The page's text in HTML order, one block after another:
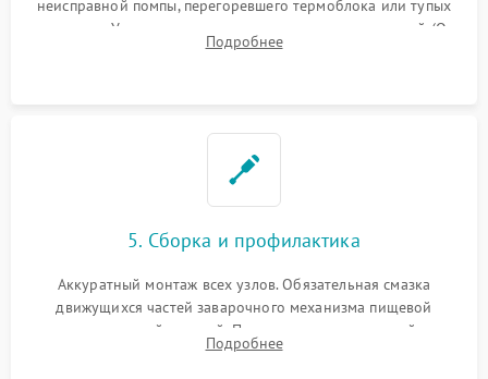
неисправной помпы, перегоревшего термоблока или тупых
жерновов. Установка новых силиконовых уплотнителей (O-
ring) и тефлоновых трубок для надежного устранения
Подробнее
5. Сборка и профилактика
Аккуратный монтаж всех узлов. Обязательная смазка
движущихся частей заварочного механизма пищевой
силиконовой смазкой. Проведение программной
декальцинации и очистки системы от кофейных масел.
Подробнее